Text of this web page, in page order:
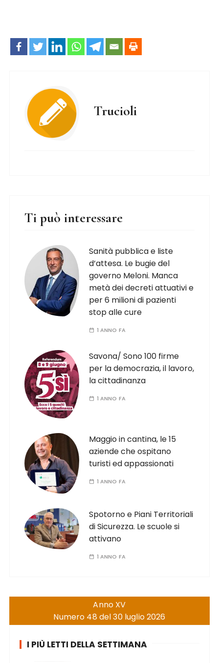
Trucioli
Ti può interessare
Sanità pubblica e liste
d’attesa. Le bugie del
governo Meloni. Manca
metà dei decreti attuativi e
per 6 milioni di pazienti
stop alle cure
1 ANNO FA
Savona/ Sono 100 firme
per la democrazia, il lavoro,
la cittadinanza
1 ANNO FA
Maggio in cantina, le 15
aziende che ospitano
turisti ed appassionati
1 ANNO FA
Spotorno e Piani Territoriali
di Sicurezza. Le scuole si
attivano
1 ANNO FA
Anno XV
Numero 48 del 30 luglio 2026
I PIÙ LETTI DELLA SETTIMANA